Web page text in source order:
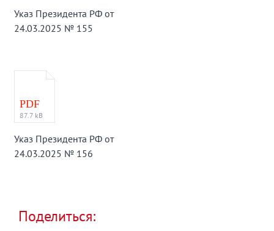
Указ Президента РФ от
24.03.2025 № 155
PDF
87.7 kB
Указ Президента РФ от
24.03.2025 № 156
Поделиться: